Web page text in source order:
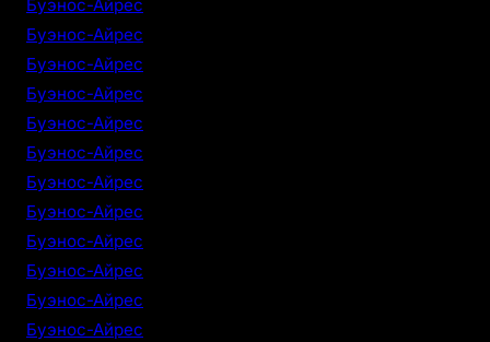
Буэнос-Айрес
Буэнос-Айрес
Буэнос-Айрес
Буэнос-Айрес
Буэнос-Айрес
Буэнос-Айрес
Буэнос-Айрес
Буэнос-Айрес
Буэнос-Айрес
Буэнос-Айрес
Буэнос-Айрес
Буэнос-Айрес